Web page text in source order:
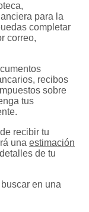
para la
completar
correo,
recibos
sobre
tus
recibir tu
una estimación
de tu
en una